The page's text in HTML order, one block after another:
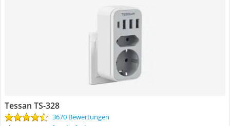
Tessan TS-328
3670 Bewertungen